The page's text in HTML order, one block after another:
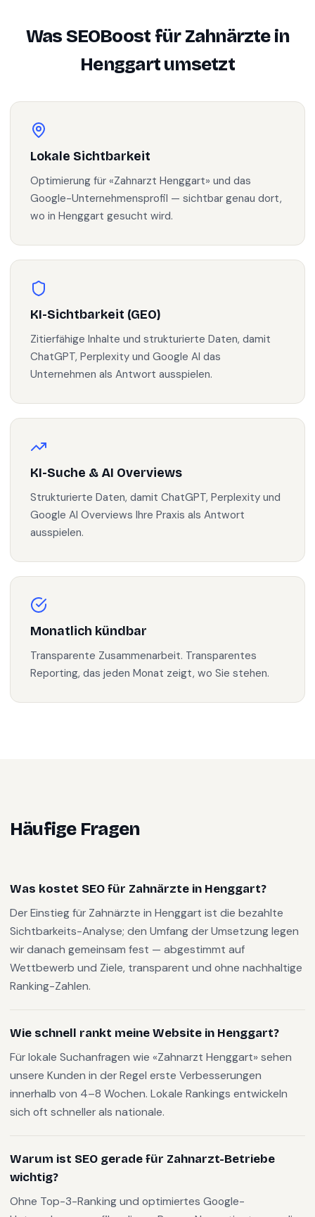
Was SEOBoost fürZahnärztein
Henggartumsetzt
Lokale Sichtbarkeit
Optimierung für «Zahnarzt Henggart» und das
Google-Unternehmensprofil — sichtbar genau dort,
wo in Henggart gesucht wird.
KI-Sichtbarkeit (GEO)
Zitierfähige Inhalte und strukturierte Daten, damit
ChatGPT, Perplexity und Google AI das
Unternehmen als Antwort ausspielen.
KI-Suche & AI Overviews
Strukturierte Daten, damit ChatGPT, Perplexity und
Google AI Overviews Ihre Praxis als Antwort
ausspielen.
Monatlich kündbar
Transparente Zusammenarbeit. Transparentes
Reporting, das jeden Monat zeigt, wo Sie stehen.
Häufige Fragen
Was kostet SEO für Zahnärzte in Henggart?
Der Einstieg für Zahnärzte in Henggart ist die bezahlte
Sichtbarkeits-Analyse; den Umfang der Umsetzung legen
wir danach gemeinsam fest — abgestimmt auf
Wettbewerb und Ziele, transparent und ohne nachhaltige
Ranking-Zahlen.
Wie schnell rankt meine Website in Henggart?
Für lokale Suchanfragen wie «Zahnarzt Henggart» sehen
unsere Kunden in der Regel erste Verbesserungen
innerhalb von 4–8 Wochen. Lokale Rankings entwickeln
sich oft schneller als nationale.
Warum ist SEO gerade für Zahnarzt-Betriebe
wichtig?
Ohne Top-3-Ranking und optimiertes Google-